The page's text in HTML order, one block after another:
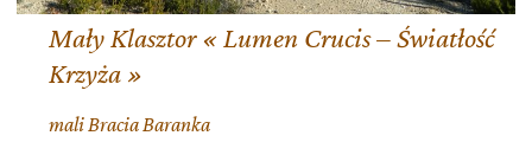
Mały Klasztor « Lumen Crucis – Światłość
Krzyża »
mali Bracia Baranka